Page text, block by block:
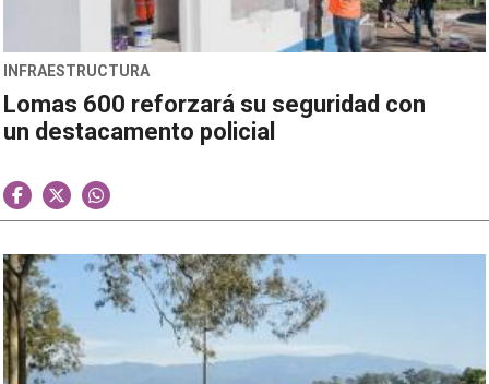
INFRAESTRUCTURA
Lomas 600 reforzará su seguridad con
un destacamento policial